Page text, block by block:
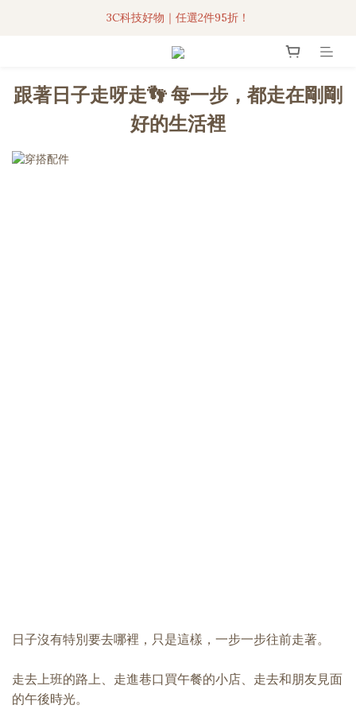
3C科技好物｜任選2件95折！
3C科技好物｜任選2件95折！
跟著日子走呀走👣 每一步，都走在剛剛
好的生活裡
日子沒有特別要去哪裡，只是這樣，一步一步往前走著。
走去上班的路上、走進巷口買午餐的小店、走去和朋友見面
的午後時光。